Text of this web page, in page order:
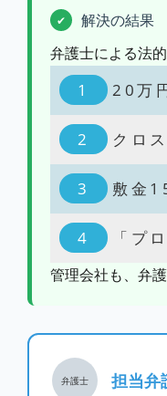
✔
解決の結果
弁護士による法
20万
クロ
敷金
「プ
管理会社も、弁
弁護士 担当弁